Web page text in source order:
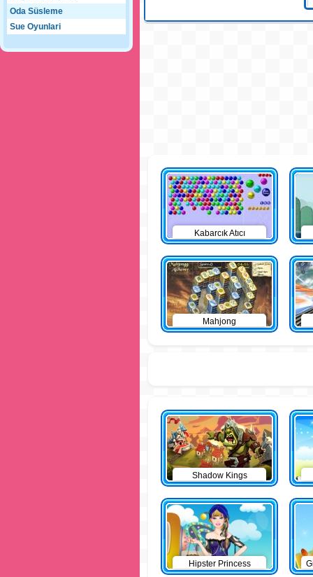
Oda Süsleme
Sue Oyunlari
Kabarcık Atıcı
Mahjong
Shadow Kings
Hipster Princess